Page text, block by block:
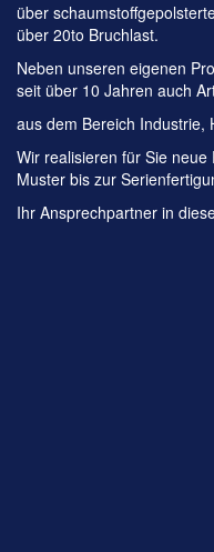
über
über 20to Bruchlast.
Neben unseren eigenen
seit über 10 Jahren auch
aus dem Bereich Industrie,
Wir realisieren für Sie
Muster bis zur
Ihr Ansprechpartner in